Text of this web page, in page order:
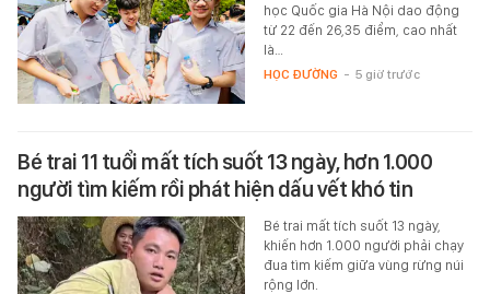
học Quốc gia Hà Nội dao động
từ 22 đến 26,35 điểm, cao nhất
là…
HỌC ĐƯỜNG - 5 giờ trước
Bé trai 11 tuổi mất tích suốt 13 ngày, hơn 1.000
người tìm kiếm rồi phát hiện dấu vết khó tin
Bé trai mất tích suốt 13 ngày,
khiến hơn 1.000 người phải chạy
đua tìm kiếm giữa vùng rừng núi
rộng lớn.